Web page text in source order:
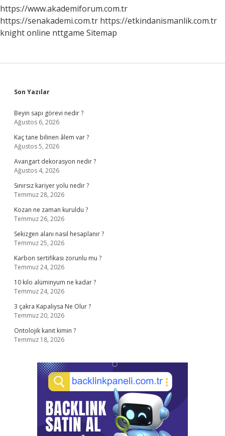
https://www.akademiforum.com.tr
https://senakademi.com.tr https://etkindanismanlik.com.tr
knight online nttgame Sitemap
Sidebar
Son Yazılar
Beyin sapı görevi nedir ?
Ağustos 6, 2026
Kaç tane bilinen âlem var ?
Ağustos 5, 2026
Avangart dekorasyon nedir ?
Ağustos 4, 2026
Sınırsız kariyer yolu nedir ?
Temmuz 28, 2026
Kozan ne zaman kuruldu ?
Temmuz 26, 2026
Sekizgen alanı nasıl hesaplanır ?
Temmuz 25, 2026
Karbon sertifikası zorunlu mu ?
Temmuz 24, 2026
10 kilo alüminyum ne kadar ?
Temmuz 24, 2026
3 çakra Kapalıysa Ne Olur ?
Temmuz 20, 2026
Ontolojik kanıt kimin ?
Temmuz 18, 2026